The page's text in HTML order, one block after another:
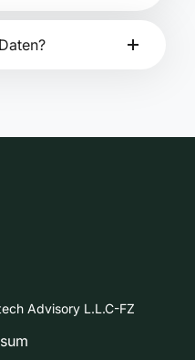
Advisory L.L.C-FZ